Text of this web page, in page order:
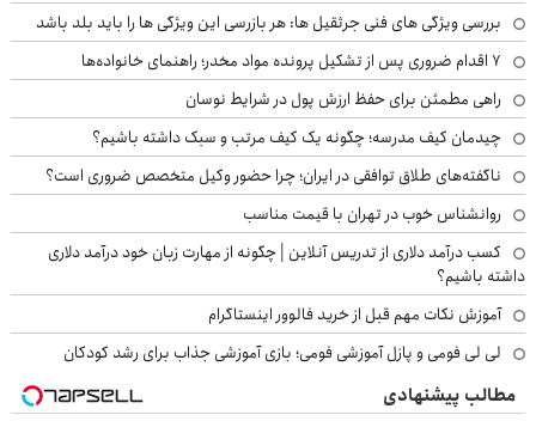
بررسی ویژگی های فنی جرثقیل ها: هر بازرسی این ویژگی ها را باید بلد باشد
۷ اقدام ضروری پس از تشکیل پرونده مواد مخدر؛ راهنمای خانواده‌ها
راهی مطمئن برای حفظ ارزش پول در شرایط نوسان
چیدمان کیف مدرسه؛ چگونه یک کیف مرتب و سبک داشته باشیم؟
ناگفته‌های طلاق توافقی در ایران؛ چرا حضور وکیل متخصص ضروری است؟
روانشناس خوب در تهران با قیمت مناسب
کسب درآمد دلاری از تدریس آنلاین | چگونه از مهارت زبان خود درآمد دلاری
داشته باشیم؟
آموزش نکات مهم قبل از خرید فالوور اینستاگرام
لی لی فومی و پازل آموزشی فومی؛ بازی آموزشی جذاب برای رشد کودکان
مطالب پیشنهادی